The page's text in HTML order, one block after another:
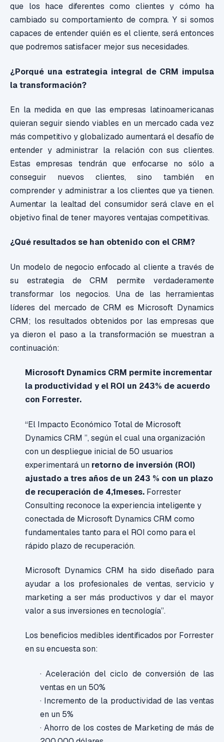
que los hace diferentes como clientes y cómo ha
cambiado su comportamiento de compra. Y si somos
capaces de entender quién es el cliente, será entonces
que podremos satisfacer mejor sus necesidades.
¿Porqué una estrategia integral de CRM impulsa
la transformación?
En la medida en que las empresas latinoamericanas
quieran seguir siendo viables en un mercado cada vez
más competitivo y globalizado aumentará el desafío de
entender y administrar la relación con sus clientes.
Estas empresas tendrán que enfocarse no sólo a
conseguir nuevos clientes, sino también en
comprender y administrar a los clientes que ya tienen.
Aumentar la lealtad del consumidor será clave en el
objetivo final de tener mayores ventajas competitivas.
¿Qué resultados se han obtenido con el CRM?
Un modelo de negocio enfocado al cliente a través de
su estrategia de CRM permite verdaderamente
transformar los negocios. Una de las herramientas
líderes del mercado de CRM es Microsoft Dynamics
CRM; los resultados obtenidos por las empresas que
ya dieron el paso a la transformación se muestran a
continuación:
Microsoft Dynamics CRM permite incrementar
la productividad y el ROI un 243% de acuerdo
con Forrester.
“El Impacto Económico Total de Microsoft
Dynamics CRM ”, según el cual una organización
con un despliegue inicial de 50 usuarios
experimentará un retorno de inversión (ROI)
ajustado a tres años de un 243 % con un plazo
de recuperación de 4,1meses. Forrester
Consulting reconoce la experiencia inteligente y
conectada de Microsoft Dynamics CRM como
fundamentales tanto para el ROI como para el
rápido plazo de recuperación.
Microsoft Dynamics CRM ha sido diseñado para
ayudar a los profesionales de ventas, servicio y
marketing a ser más productivos y dar el mayor
valor a sus inversiones en tecnología”.
Los beneficios medibles identificados por Forrester
en su encuesta son:
· Aceleración del ciclo de conversión de las
ventas en un 50%
· Incremento de la productividad de las ventas
en un 5%
· Ahorro de los costes de Marketing de más de